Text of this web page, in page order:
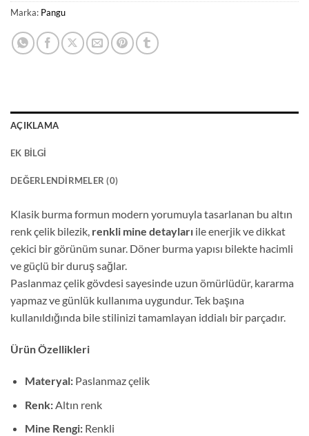
Marka: Pangu
AÇIKLAMA
EK BILGI
DEĞERLENDIRMELER (0)
Klasik burma formun modern yorumuyla tasarlanan bu altın
renk çelik bilezik, renkli mine detayları ile enerjik ve dikkat
çekici bir görünüm sunar. Döner burma yapısı bilekte hacimli
ve güçlü bir duruş sağlar.
Paslanmaz çelik gövdesi sayesinde uzun ömürlüdür, kararma
yapmaz ve günlük kullanıma uygundur. Tek başına
kullanıldığında bile stilinizi tamamlayan iddialı bir parçadır.
Ürün Özellikleri
Materyal:Paslanmaz çelik
Renk:Altın renk
Mine Rengi:Renkli